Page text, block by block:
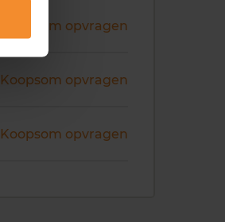
Koopsom opvragen
Koopsom opvragen
Koopsom opvragen